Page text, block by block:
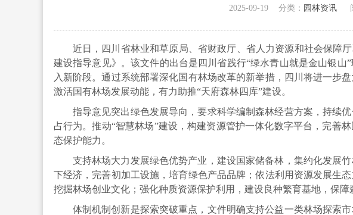
2025-09-19 分类： 园林资讯
近日，四川省林业和草原局、 省财政厅、 省人力资源和社会保障
建设指导意见》。该文件的出台是四川省践行“绿水青山就是金山银
入新阶段。通过系统部署深化国有林场改革的新举措，四川将进一步
激活国有林场发展动能，有力助推“天府森林四库”建设。
指导意见突出绿色发展导向，要求科学编制森林经营方案，持续
占行为。推动“智慧林场”建设，构建资源管护一体化数字平台，完善
态保护能力。
支持林场大力发展绿色优势产业，建设国家储备林，集约化发展
下经济，完善初加工设施，培育绿色产品品牌；依法利用资源发展生
挖掘林场创业文化；强化种质资源保护利用，建设良种繁育基地，保障
体制机制创新是探索突破重点，文件明确支持公益一类林场探索